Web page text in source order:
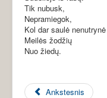
Tik nubusk,
Nepramiegok,
Kol dar saulė nenutrynė
Meilės žodžių
Nuo žiedų.
Ankstesnis